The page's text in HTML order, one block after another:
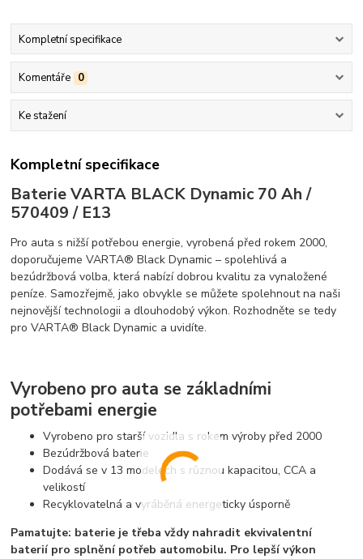
Kompletní specifikace
Komentáře 0
Ke stažení
Kompletní specifikace
Baterie VARTA BLACK Dynamic 70 Ah /
570409 / E13
Pro auta s nižší potřebou energie, vyrobená před rokem 2000,
doporučujeme VARTA® Black Dynamic – spolehlivá a
bezúdržbová volba, která nabízí dobrou kvalitu za vynaložené
peníze. Samozřejmě, jako obvykle se můžete spolehnout na naši
nejnovější technologii a dlouhodobý výkon. Rozhodněte se tedy
pro VARTA® Black Dynamic a uvidíte.
Vyrobeno pro auta se základními
potřebami energie
Vyrobeno pro starší vozidla s rokem výroby před 2000
Bezúdržbová baterie
Dodává se v 13 modelech s různou kapacitou, CCA a
velikostí
Recyklovatelná a vyráběná energeticky úsporně
Pamatujte: baterie je třeba vždy nahradit ekvivalentní
baterií pro splnění potřeb automobilu. Pro lepší výkon